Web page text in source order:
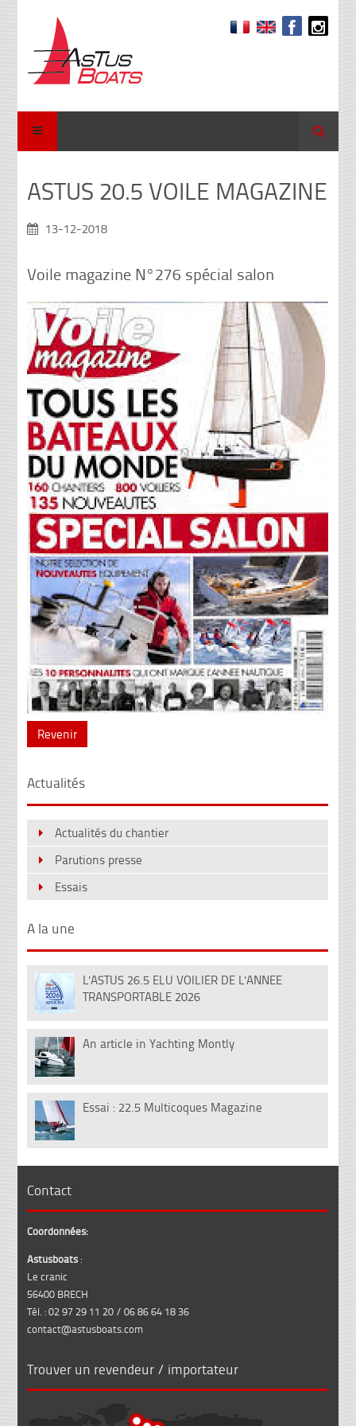
ASTUS 20.5 VOILE MAGAZINE
13-12-2018
Voile magazine N°276 spécial salon
Revenir
Actualités
Actualités du chantier
Parutions presse
Essais
A la une
08
Déc
L'ASTUS 26.5 ELU VOILIER DE L'ANNEE
TRANSPORTABLE 2026
12
Fév
An article in Yachting Montly
13
Juil
Essai : 22.5 Multicoques Magazine
Contact
Coordonnées:
Astusboats:
Le cranic
56400 BRECH
Tél. : 02 97 29 11 20 / 06 86 64 18 36
contact@astusboats.com
Trouver un revendeur / importateur